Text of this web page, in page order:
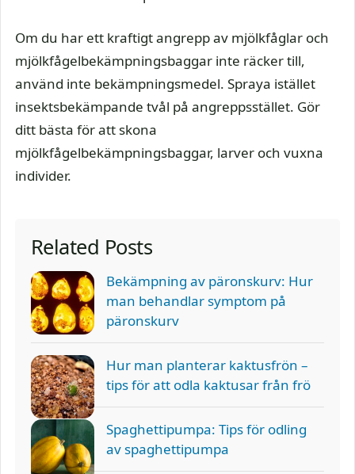
Om du har ett kraftigt angrepp av mjölkfåglar och
mjölkfågelbekämpningsbaggar inte räcker till,
använd inte bekämpningsmedel. Spraya istället
insektsbekämpande tvål på angreppsstället. Gör
ditt bästa för att skona
mjölkfågelbekämpningsbaggar, larver och vuxna
individer.
Related Posts
Bekämpning av päronskurv: Hur
man behandlar symptom på
päronskurv
Hur man planterar kaktusfrön –
tips för att odla kaktusar från frö
Spaghettipumpa: Tips för odling
av spaghettipumpa